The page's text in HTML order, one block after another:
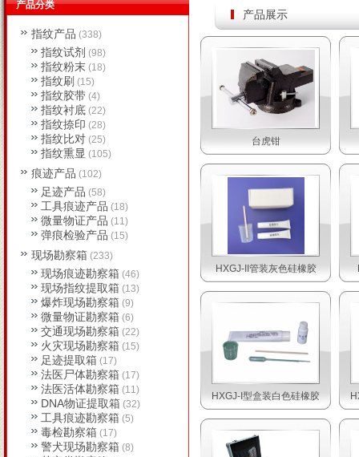
产品展示
台虎钳
HXGJ-II管装灰色硅橡胶
HXGJ-I型盒装白色硅橡胶
产品分类
指纹产品 (338)
指纹试剂 (98)
指纹粉末 (18)
指纹刷 (15)
指纹胶带 (4)
指纹衬底 (22)
指纹捺印 (28)
指纹比对 (25)
指纹熏显 (105)
痕迹产品 (102)
足迹产品 (58)
工具痕迹产品 (18)
微量物证产品 (11)
弹痕检验产品 (15)
现场勘察箱 (233)
现场痕迹勘察箱 (46)
现场指纹提取箱 (13)
爆炸现场勘察箱 (9)
微量物证勘察箱 (6)
交通现场勘察箱 (22)
火灾现场勘察箱 (15)
足迹提取箱 (17)
法医尸体勘察箱 (17)
法医活体勘察箱 (11)
DNA物证提取箱 (32)
工具痕迹勘察箱 (5)
毒检勘察箱 (17)
警犬现场勘察箱 (8)